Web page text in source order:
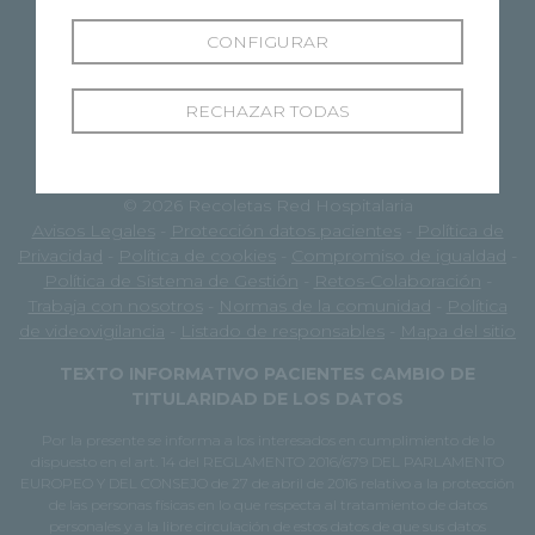
© 2026 Recoletas Red Hospitalaria
Avisos Legales
Protección datos pacientes
Política de
Privacidad
Política de cookies Compromiso de igualdad
Política de Sistema de Gestión
Retos-Colaboración
Trabaja con nosotros
Normas de la comunidad
Política
de videovigilancia
Listado de responsables
Mapa del sitio
TEXTO INFORMATIVO PACIENTES CAMBIO DE
TITULARIDAD DE LOS DATOS
Por la presente se informa a los interesados en cumplimiento de lo
dispuesto en el art. 14 del REGLAMENTO 2016/679 DEL PARLAMENTO
EUROPEO Y DEL CONSEJO de 27 de abril de 2016 relativo a la protección
de las personas físicas en lo que respecta al tratamiento de datos
personales y a la libre circulación de estos datos de que sus datos
RECHAZAR TODAS
CONFIGURAR